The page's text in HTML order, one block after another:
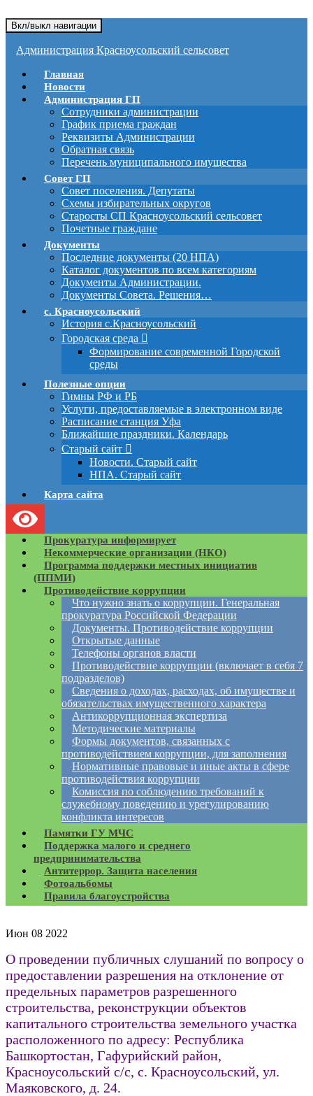
Вкл/выкл навигации
Администрация Красноусольский сельсовет
Главная
Новости
Администрация ГП
Сотрудники администрации
График приема граждан
Реквизиты Администрации
Обратная связь
Перечень муниципального имущества
Совет ГП
Совет поселения. Депутаты
Схемы избирательных округов
Старосты СП Красноусольский сельсовет
Почетные граждане
Документы
Последние документы (20 НПА)
Каталог документов по всем категориям
Документы Администрации.
Документы Совета. Решения…
с. Красноусольский
История с.Красноусольский
Городская среда
Формирование современной Городской
среды
Полезные опции
Гимны РФ и РБ
Услуги, предоставляемые в электронном виде
Расписание станция Уфа
Ближайшие праздники. Календарь
Старый сайт
Новости. Старый сайт
НПА. Старый сайт
Карта сайта
Прокуратура информирует
Некоммерческие организации (НКО)
Программа поддержки местных инициатив
(ППМИ)
Противодействие коррупции
Что нужно знать о коррупции. Генеральная
прокуратура Российской Федерации
Документы. Противодействие коррупции
Открытые данные
Телефоны органов власти
Противодействие коррупции (включает в себя 7
подразделов)
Сведения о доходах, расходах, об имуществе и
обязательствах имущественного характера
Антикоррупционная экспертиза
Методические материалы
Формы документов, связанных с
противодействием коррупции, для заполнения
Нормативные правовые и иные акты в сфере
противодействия коррупции
Комиссия по соблюдению требований к
служебному поведению и урегулированию
конфликта интересов
Памятки ГУ МЧС
Поддержка малого и среднего
предпринимательства
Антитеррор. Защита населения
Фотоальбомы
Правила благоустройства
Июн 08 2022
О проведении публичных слушаний по вопросу о
предоставлении разрешения на отклонение от
предельных параметров разрешенного
строительства, реконструкции объектов
капитального строительства земельного участка
расположенного по адресу: Республика
Башкортостан, Гафурийский район,
Красноусольский с/с, с. Красноусольский, ул.
Маяковского, д. 24.